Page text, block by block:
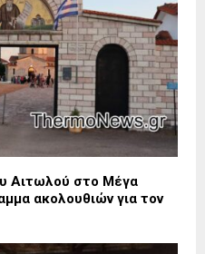
Αιτωλού στο Μέγα
ακολουθιών για τον